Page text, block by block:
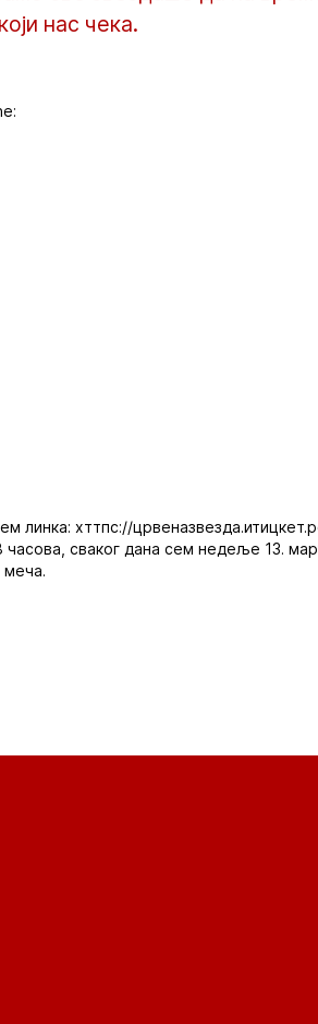
нас чека.
линка: хттпс://
сваког дана сем недеље 13.
меча.